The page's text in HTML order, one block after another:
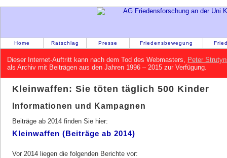
Home Ratschlag Presse Friedensbewegung
Dieser Internet-Auftritt kann nach dem Tod des Webmasters, Peter
als Archiv mit Beiträgen aus den Jahren 1996 – 2015 zur Verfügung.
Kleinwaffen: Sie töten täglich 500 Kinder
Informationen und Kampagnen
Beiträge ab 2014 finden Sie hier:
Kleinwaffen (Beiträge ab 2014)
Vor 2014 liegen die folgenden Berichte vor: